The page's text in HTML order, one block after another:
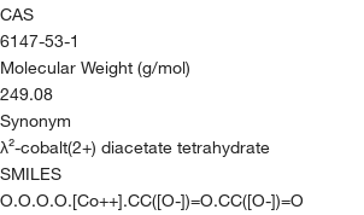
CAS
6147-53-1
Molecular Weight (g/mol)
249.08
Synonym
λ²-cobalt(2+) diacetate tetrahydrate
SMILES
O.O.O.O.[Co++].CC([O-])=O.CC([O-])=O